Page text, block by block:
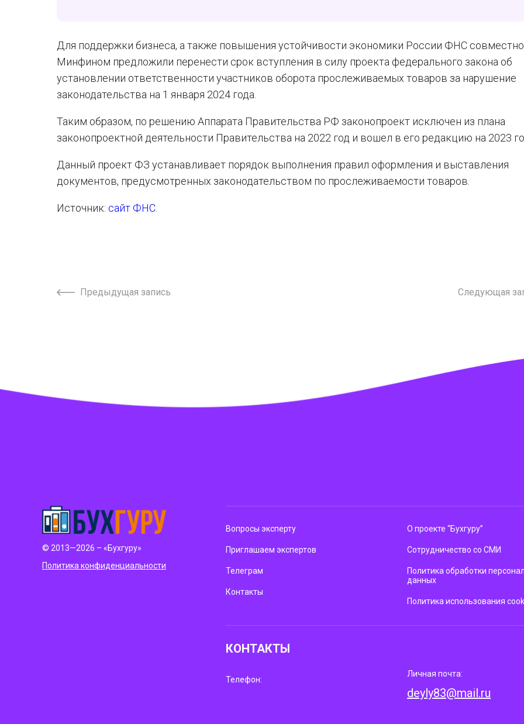
Для поддержки бизнеса, а также повышения устойчивости экономики России ФНС
Минфином предложили перенести срок вступления в силу проекта федерального закона об
установлении ответственности участников оборота прослеживаемых товаров за нарушение
законодательства на 1 января 2024 года.
Таким образом, по решению Аппарата Правительства РФ законопроект исключен из плана
законопроектной деятельности Правительства на 2022 год и вошел в его редакцию на 2023
Данный проект ФЗ устанавливает порядок выполнения правил оформления и выставления
документов, предусмотренных законодательством по прослеживаемости товаров.
Источник: сайт ФНС
Предыдущая запись Следующая
© 2013—2026 – «Бухгуру»
Политика конфиденциальности
Вопросы эксперту
Приглашаем экспертов
Телеграм
Контакты
О проекте “Бухгуру”
Сотрудничество со СМИ
Политика обработки
данных
Политика использования
КОНТАКТЫ
Телефон:
Личная почта:
deyly83@mail.ru